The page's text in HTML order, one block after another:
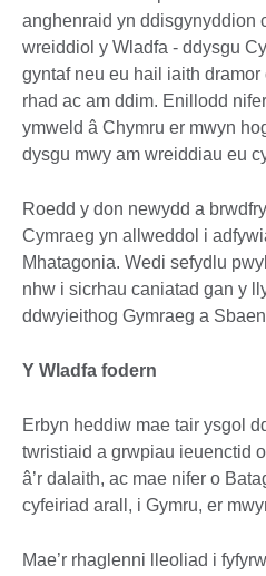
anghenraid yn ddisgynyddion
wreiddiol y Wladfa - ddysgu
gyntaf neu eu hail iaith
rhad ac am ddim. Enillodd
ymweld â Chymru er mwyn
dysgu mwy am wreiddiau eu
Roedd y don newydd a
Cymraeg yn allweddol i
Mhatagonia. Wedi sefydlu
nhw i sicrhau caniatad gan y
ddwyieithog Gymraeg a
Y Wladfa fodern
Erbyn heddiw mae tair ysgol
twristiaid a grwpiau ieuenctid
â’r dalaith, ac mae nifer o
cyfeiriad arall, i Gymru, er
Mae’r rhaglenni lleoliad i